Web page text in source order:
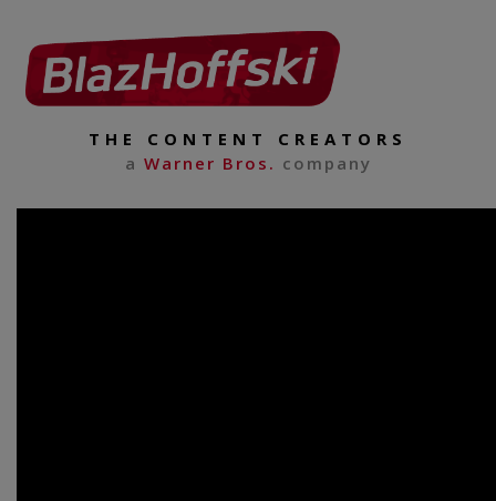
THE CONTENT CREATORS
a Warner Bros. company